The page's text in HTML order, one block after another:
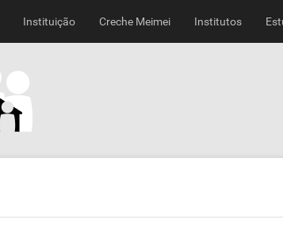
Instituição Creche Meimei Institutos